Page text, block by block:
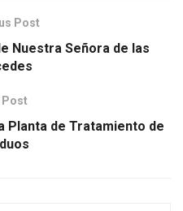
Post
Nuestra Señora de las
Post
Planta de Tratamiento de